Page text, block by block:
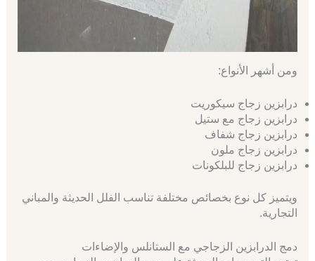
ومن أشهر الأنواع:
درابزين زجاج سيكوريت
درابزين زجاج مع ستيل
درابزين زجاج شفاف
درابزين زجاج ملون
درابزين زجاج للبلكونات
ويتميز كل نوع بخصائص مختلفة تناسب الفلل الحديثة والمباني
التجارية.
دمج الدرابزين الزجاجي مع الستانلس والإضاءات